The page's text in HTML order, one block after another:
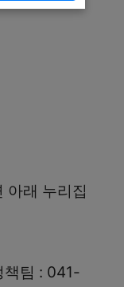
아래 누리집
책팀 : 041-